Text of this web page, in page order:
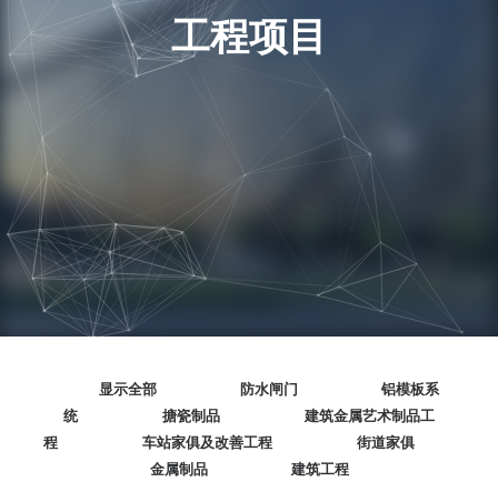
简体
工程项目
显示全部 防水闸门
铝模板系
统
搪瓷制品
建筑金属艺术制品工
程
车站家俱及改善工程
街道家俱
金属制品
建筑工程